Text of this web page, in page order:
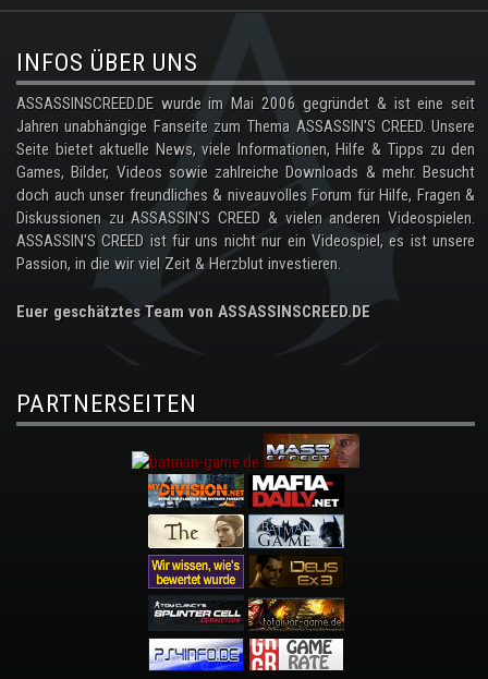
.
INFOS ÜBER UNS
ASSASSINSCREED.DE wurde im Mai 2006 gegründet & ist eine seit
Jahren unabhängige Fanseite zum Thema ASSASSIN'S CREED. Unsere
Seite bietet aktuelle News, viele Informationen, Hilfe & Tipps zu den
Games, Bilder, Videos sowie zahlreiche Downloads & mehr. Besucht
doch auch unser freundliches & niveauvolles Forum für Hilfe, Fragen &
Diskussionen zu ASSASSIN'S CREED & vielen anderen Videospielen.
ASSASSIN'S CREED ist für uns nicht nur ein Videospiel, es ist unsere
Passion, in die wir viel Zeit & Herzblut investieren.
Euer geschätztes Team von ASSASSINSCREED.DE
PARTNERSEITEN